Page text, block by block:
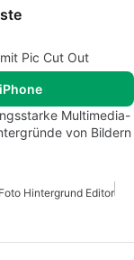
Pic Cut Out
Multimedia-
von Bildern
Hintergrund Editor